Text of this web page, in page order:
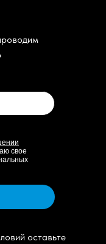
свое
оставьте